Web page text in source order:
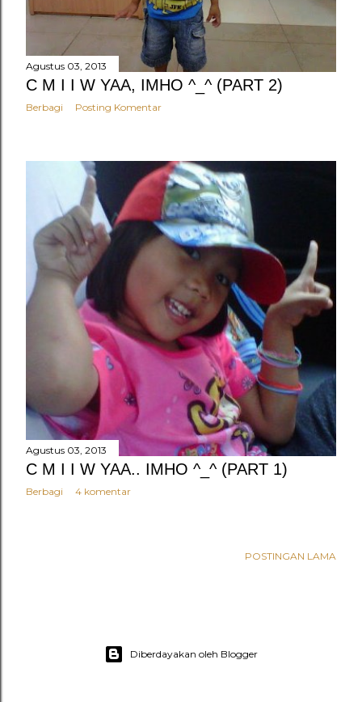
Agustus 03, 2013
C M I I W YAA, IMHO ^_^ (PART 2)
Berbagi Posting Komentar
Agustus 03, 2013
C M I I W YAA.. IMHO ^_^ (PART 1)
Berbagi 4 komentar
POSTINGAN LAMA
Diberdayakan oleh Blogger